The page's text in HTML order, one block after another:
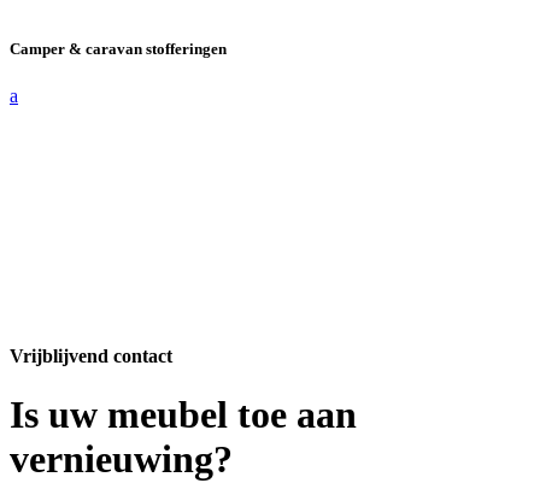
Camper & caravan stofferingen
a
Vrijblijvend contact
Is uw meubel toe aan
vernieuwing?